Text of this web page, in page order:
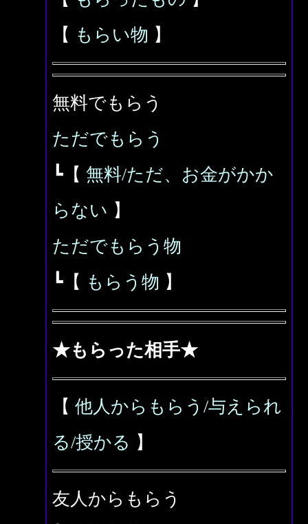
【 もらい物 】
無料でもらう
ただでもらう
┗【 無料/ただ、お金がかか
らない 】
ただでもらう物
┗【 もらう物 】
★もらった相手★
【 他人からもらう/与えられ
る/授かる 】
友人からもらう